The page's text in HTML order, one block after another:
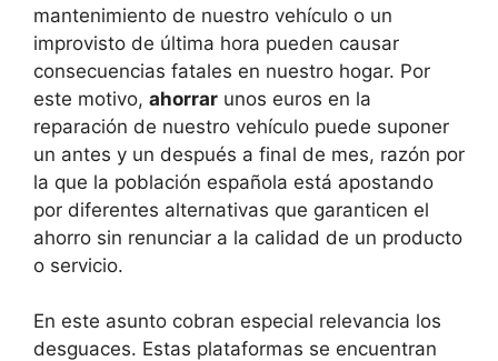
mantenimiento de nuestro vehículo o un
improvisto de última hora pueden causar
consecuencias fatales en nuestro hogar. Por
este motivo, ahorrar unos euros en la
reparación de nuestro vehículo puede suponer
un antes y un después a final de mes, razón por
la que la población española está apostando
por diferentes alternativas que garanticen el
ahorro sin renunciar a la calidad de un producto
o servicio.
En este asunto cobran especial relevancia los
desguaces. Estas plataformas se encuentran